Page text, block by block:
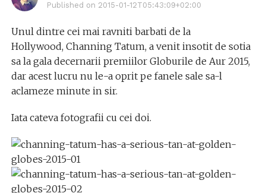
Published on 2015-01-12T05:43:09+02:00
Unul dintre cei mai ravniti barbati de la
Hollywood, Channing Tatum, a venit insotit de sotia
sa la gala decernarii premiilor Globurile de Aur 2015,
dar acest lucru nu le-a oprit pe fanele sale sa-l
aclameze minute in sir.
Iata cateva fotografii cu cei doi.